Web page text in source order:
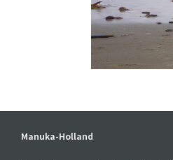
Manuka-Holland